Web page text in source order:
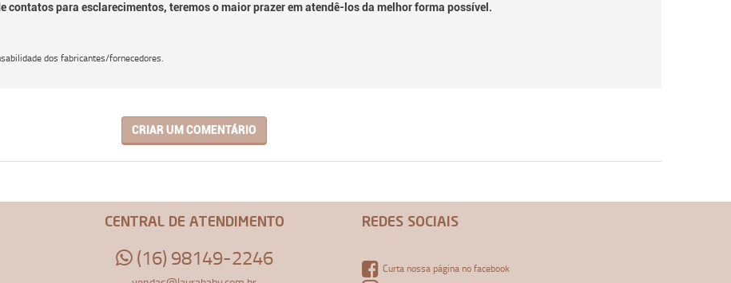
contatos para esclarecimentos, teremos o maior prazer em atendê-los da melhor forma possível.
dos fabricantes/fornecedores.
CRIAR UM COMENTÁRIO
CENTRAL DE ATENDIMENTO
(16) 98149-2246
REDES SOCIAIS
Curta nossa página no facebook